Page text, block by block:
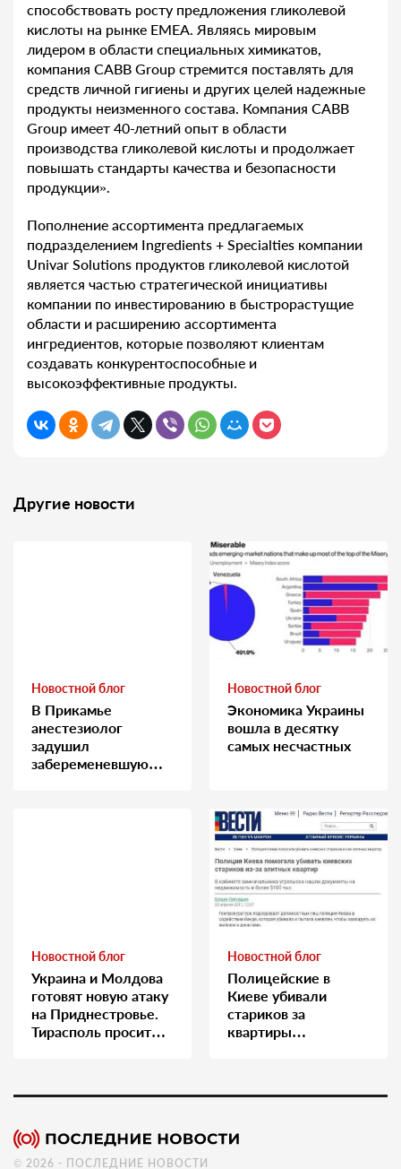
способствовать росту предложения гликолевой
кислоты на рынке EMEA. Являясь мировым
лидером в области специальных химикатов,
компания CABB Group стремится поставлять для
средств личной гигиены и других целей надежные
продукты неизменного состава. Компания CABB
Group имеет 40-летний опыт в области
производства гликолевой кислоты и продолжает
повышать стандарты качества и безопасности
продукции».
Пополнение ассортимента предлагаемых
подразделением Ingredients + Specialties компании
Univar Solutions продуктов гликолевой кислотой
является частью стратегической инициативы
компании по инвестированию в быстрорастущие
области и расширению ассортимента
ингредиентов, которые позволяют клиентам
создавать конкурентоспособные и
высокоэффективные продукты.
Другие новости
Новостной блог
В Прикамье
анестезиолог
задушил
забеременевшую
Новостной блог
Экономика Украины
вошла в десятку
самых несчастных
Новостной блог
Украина и Молдова
готовят новую атаку
на Приднестровье.
Тирасполь просит
Новостной блог
Полицейские в
Киеве убивали
стариков за
квартиры…
© 2026 - ПОСЛЕДНИЕ НОВОСТИ